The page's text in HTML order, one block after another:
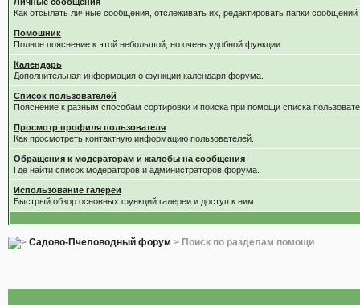
Как отсылать личные сообщения, отслеживать их, редактировать папки
Помошник
Полное пояснение к этой небольшой, но очень удобной функции
Календарь
Дополнительная информация о функции календаря форума.
Список пользователей
Пояснение к разным способам сортировки и поиска при помощи списка
Просмотр профиля пользователя
Как просмотреть контактную информацию пользователей.
Обращения к модераторам и жалобы на сообщения
Где найти список модераторов и администраторов форума.
Использование галереи
Быстрый обзор основных функций галереи и доступ к ним.
Садово-Пчеловодный форум > Поиск по разделам помощи